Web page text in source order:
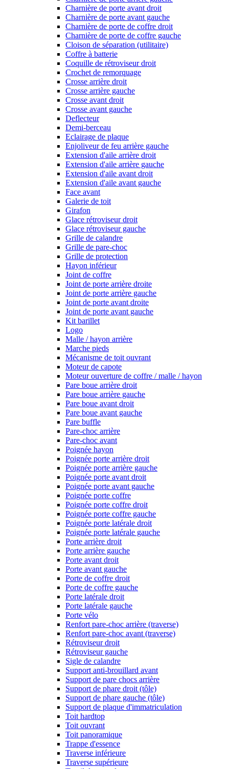
Charnière de porte avant droit
Charnière de porte avant gauche
Charnière de porte de coffre droit
Charnière de porte de coffre gauche
Cloison de séparation (utilitaire)
Coffre à batterie
Coquille de rétroviseur droit
Crochet de remorquage
Crosse arrière droit
Crosse arrière gauche
Crosse avant droit
Crosse avant gauche
Deflecteur
Demi-berceau
Eclairage de plaque
Enjoliveur de feu arrière gauche
Extension d'aile arrière droit
Extension d'aile arrière gauche
Extension d'aile avant droit
Extension d'aile avant gauche
Face avant
Galerie de toit
Girafon
Glace rétroviseur droit
Glace rétroviseur gauche
Grille de calandre
Grille de pare-choc
Grille de protection
Hayon inférieur
Joint de coffre
Joint de porte arrière droite
Joint de porte arrière gauche
Joint de porte avant droite
Joint de porte avant gauche
Kit barillet
Logo
Malle / hayon arrière
Marche pieds
Mécanisme de toit ouvrant
Moteur de capote
Moteur ouverture de coffre / malle / hayon
Pare boue arrière droit
Pare boue arrière gauche
Pare boue avant droit
Pare boue avant gauche
Pare buffle
Pare-choc arrière
Pare-choc avant
Poignée hayon
Poignée porte arrière droit
Poignée porte arrière gauche
Poignée porte avant droit
Poignée porte avant gauche
Poignée porte coffre
Poignée porte coffre droit
Poignée porte coffre gauche
Poignée porte latérale droit
Poignée porte latérale gauche
Porte arrière droit
Porte arrière gauche
Porte avant droit
Porte avant gauche
Porte de coffre droit
Porte de coffre gauche
Porte latérale droit
Porte latérale gauche
Porte vélo
Renfort pare-choc arrière (traverse)
Renfort pare-choc avant (traverse)
Rétroviseur droit
Rétroviseur gauche
Sigle de calandre
Support anti-brouillard avant
Support de pare chocs arrière
Support de phare droit (tôle)
Support de phare gauche (tôle)
Support de plaque d'immatriculation
Toit hardtop
Toit ouvrant
Toit panoramique
Trappe d'essence
Traverse inférieure
Traverse supérieure